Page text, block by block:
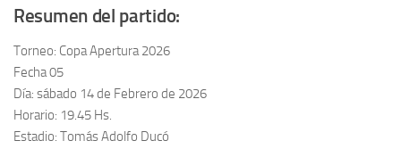
Resumen del partido:
Torneo: Copa Apertura 2026
Fecha 05
Día: sábado 14 de Febrero de 2026
Horario: 19.45 Hs.
Estadio: Tomás Adolfo Ducó